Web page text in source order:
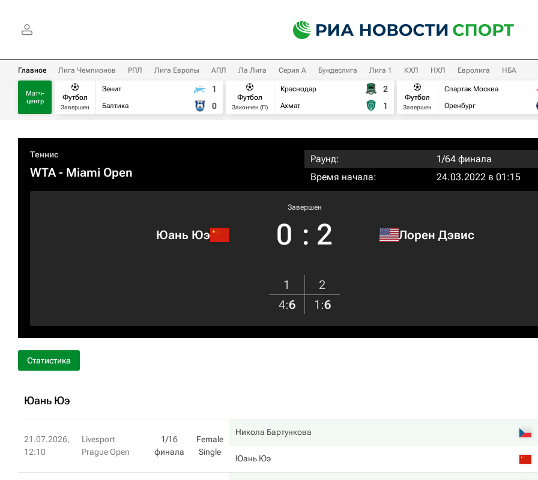
Главное Лига Чемпионов РПЛ Лига Европы АПЛ Ла Лига Серия А Бундеслига Лига 1 КХЛ НХЛ Евролига НБА
Матч-
центр
Футбол
Завершен
Зенит
Балтика
1
0
Футбол
Закончен (П)
Краснодар
Ахмат
2
1
Футбол
Завершен
Спартак Москва
Оренбург
Теннис
WTA- Miami Open
Раунд:
1/64 финала
Время начала:
24.03.2022 в 01:15
Юань Юэ
Завершен
0 : 2 Лорен Дэвис
1
2
4:6 1 :6
Статистика
Юань Юэ
21.07.2026,
12:10
Livesport
Prague Open
1/16
финала
Female
Single
Никола Бартункова
Юань Юэ